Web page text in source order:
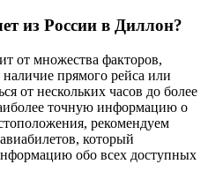
из России в Диллон?
от множества факторов,
прямого рейса или
от нескольких часов до более
точную информацию о
рекомендуем
который
обо всех доступных